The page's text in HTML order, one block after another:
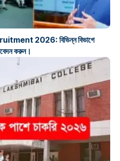
2026: বিভিন্ন বিভাগে
করুন।